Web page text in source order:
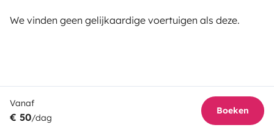
We vinden geen gelijkaardige voertuigen als deze.
Vanaf
€ 50/dag
Boeken